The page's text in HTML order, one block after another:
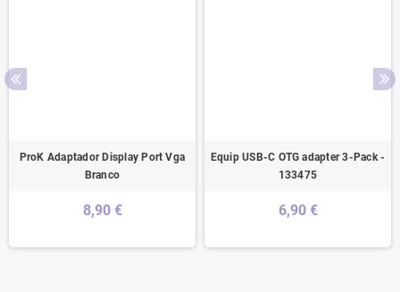
ProK Adaptador Display Port Vga
Branco
8,90 €
Equip USB-C OTG adapter 3-Pack -
133475
6,90 €